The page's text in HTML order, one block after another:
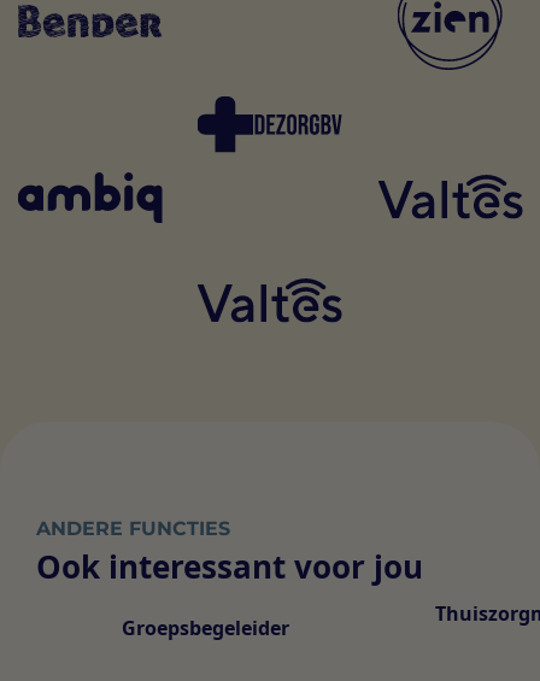
ANDERE FUNCTIES
Ook interessant voor jou
Groepsbegeleider